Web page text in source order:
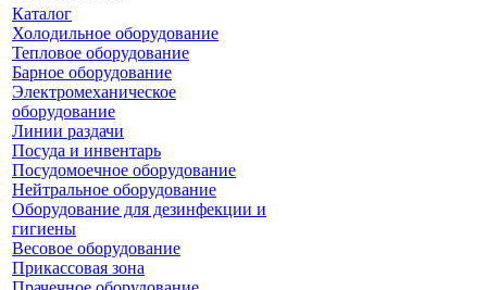
Каталог
Холодильное оборудование
Тепловое оборудование
Барное оборудование
Электромеханическое
оборудование
Линии раздачи
Посуда и инвентарь
Посудомоечное оборудование
Нейтральное оборудование
Оборудование для дезинфекции и
гигиены
Весовое оборудование
Прикассовая зона